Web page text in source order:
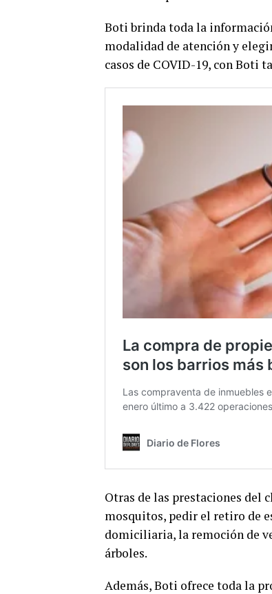
Boti brinda toda la
modalidad de atención y
casos de COVID-19, con Boti
Otras de las prestaciones del
mosquitos, pedir el retiro de
domiciliaria, la remoción de
árboles.
Además, Boti ofrece toda la